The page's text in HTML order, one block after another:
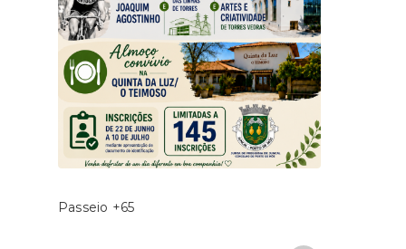
Passeio +65